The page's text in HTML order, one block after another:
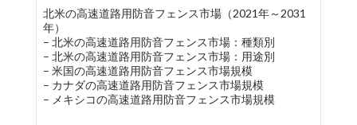
北米の高速道路用防音フェンス市場（2021年～2031
年）
– 北米の高速道路用防音フェンス市場：種類別
– 北米の高速道路用防音フェンス市場：用途別
– 米国の高速道路用防音フェンス市場規模
– カナダの高速道路用防音フェンス市場規模
– メキシコの高速道路用防音フェンス市場規模